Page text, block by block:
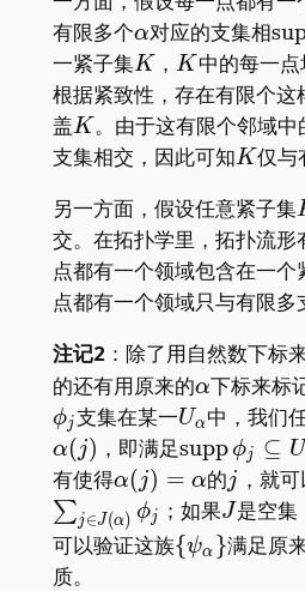
有限多个\alpha
α对应的支集相
_
su
一紧子集K
K ，K
K 中的每一点
根据紧致性，存在有限个
盖K
K。由于这有限个邻域
支集相交，因此可知K
K仅与
另一方面，假设任意紧子集
交。在拓扑学里，拓扑流形
点都有一个领域包含在一
点都有一个领域只与有限多
注记2 ：除了用自然数下标
的还有用原来的\alpha
α下标来标
ϕj支集在某一U _
\alpha
Uα中，我们
α(j) ，即满足
_
suppϕj ⊆ U
有使得\alpha(j)=\alpha
α(j) = α的j
j ，就
∑j∈J(α) ϕj ；如果J
J是空集
可以验证这族\{\psi _
{ψα }满足原
质。